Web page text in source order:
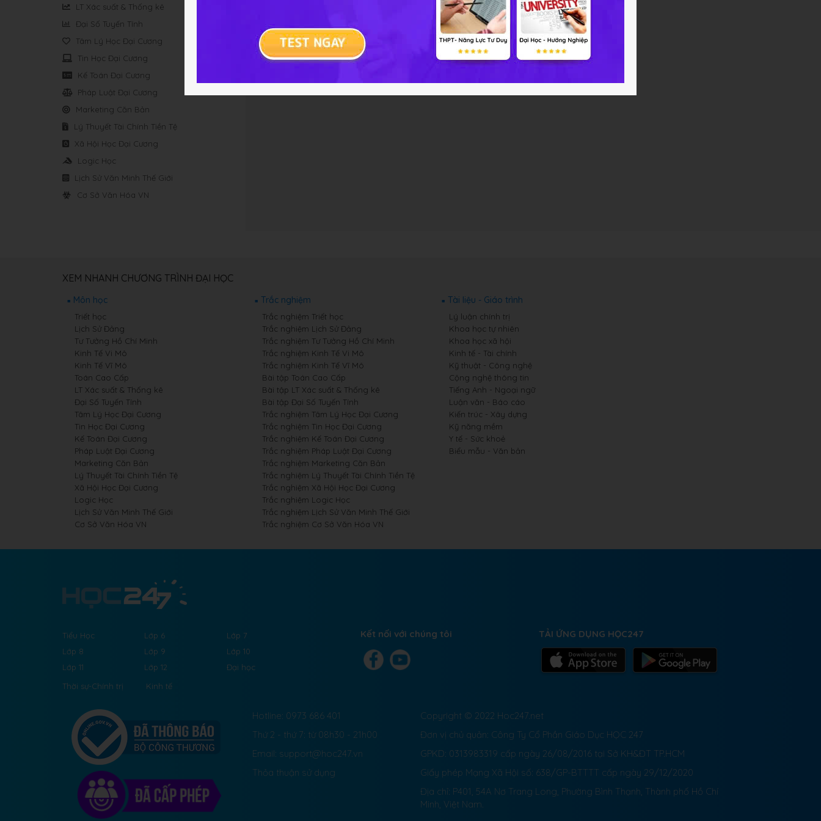
LT Xác suất & Thống kê
Đại Số Tuyến Tính
Tâm Lý Học Đại Cương
Tin Học Đại Cương
Kế Toán Đại Cương
Pháp Luật Đại Cương
Marketing Căn Bản
Lý Thuyết Tài Chính Tiền Tệ
Xã Hội Học Đại Cương
Logic Học
Lịch Sử Văn Minh Thế Giới
Cơ Sở Văn Hóa VN
XEM NHANH CHƯƠNG TRÌNH ĐẠI HỌC
Môn học
Triết học
Lịch Sử Đảng
Tư Tưởng Hồ Chí Minh
Kinh Tế Vi Mô
Kinh Tế Vĩ Mô
Toán Cao Cấp
LT Xác suất & Thống kê
Đại Số Tuyến Tính
Tâm Lý Học Đại Cương
Tin Học Đại Cương
Kế Toán Đại Cương
Pháp Luật Đại Cương
Marketing Căn Bản
Lý Thuyết Tài Chính Tiền Tệ
Xã Hội Học Đại Cương
Logic Học
Lịch Sử Văn Minh Thế Giới
Cơ Sở Văn Hóa VN
Trắc nghiệm
Trắc nghiệm Triết học
Trắc nghiệm Lịch Sử Đảng
Trắc nghiệm Tư Tưởng Hồ Chí Minh
Trắc nghiệm Kinh Tế Vi Mô
Trắc nghiệm Kinh Tế Vĩ Mô
Bài tập Toán Cao Cấp
Bài tập LT Xác suất & Thống kê
Bài tập Đại Số Tuyến Tính
Trắc nghiệm Tâm Lý Học Đại Cương
Trắc nghiệm Tin Học Đại Cương
Trắc nghiệm Kế Toán Đại Cương
Trắc nghiệm Pháp Luật Đại Cương
Trắc nghiệm Marketing Căn Bản
Trắc nghiệm Lý Thuyết Tài Chính Tiền Tệ
Trắc nghiệm Xã Hội Học Đại Cương
Trắc nghiệm Logic Học
Trắc nghiệm Lịch Sử Văn Minh Thế Giới
Trắc nghiệm Cơ Sở Văn Hóa VN
Tài liệu - Giáo trình
Lý luận chính trị
Khoa học tự nhiên
Khoa học xã hội
Kinh tế - Tài chính
Kỹ thuật - Công nghệ
Cộng nghệ thông tin
Tiếng Anh - Ngoại ngữ
Luận văn - Báo cáo
Kiến trúc - Xây dựng
Kỹ năng mềm
Y tế - Sức khoẻ
Biểu mẫu - Văn bản
Tiểu Học Lớp 6
Lớp 7
Lớp 8
Lớp 9
Lớp 10
Lớp 11
Lớp 12
Đại học
Thời sự-Chính trị
Kinh tế
Kết nối với chúng tôi TẢI ỨNG DỤNG HỌC247
Hotline: 0973 686 401
Thứ 2 - thứ 7: từ 08h30 - 21h00
Email: support@hoc247.vn
Thỏa thuận sử dụng
Copyright © 2022 Hoc247.net
Đơn vị chủ quản: Công Ty Cổ Phần Giáo Dục HỌC 247
GPKD: 0313983319 cấp ngày 26/08/2016 tại Sở KH&ĐT TP.HCM
Giấy phép Mạng Xã Hội số: 638/GP-BTTTT cấp ngày 29/12/2020
Địa chỉ: P401, 54A Nơ Trang Long, Phường Bình Thạnh, Thành phố Hồ Chí
Minh, Việt Nam.